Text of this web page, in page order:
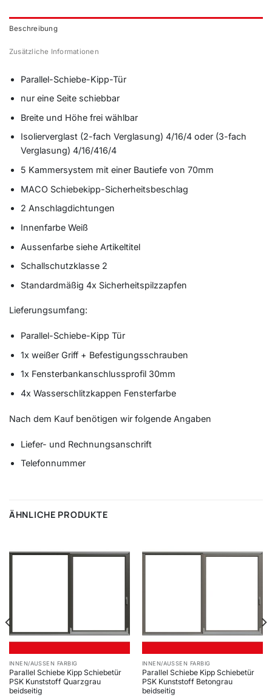
Beschreibung
Zusätzliche Informationen
Parallel-Schiebe-Kipp-Tür
nur eine Seite schiebbar
Breite und Höhe frei wählbar
Isolierverglast (2-fach Verglasung) 4/16/4 oder (3-fach
Verglasung) 4/16/416/4
5 Kammersystem mit einer Bautiefe von 70mm
MACO Schiebekipp-Sicherheitsbeschlag
2 Anschlagdichtungen
Innenfarbe Weiß
Aussenfarbe siehe Artikeltitel
Schallschutzklasse 2
Standardmäßig 4x Sicherheitspilzzapfen
Lieferungsumfang:
Parallel-Schiebe-Kipp Tür
1x weißer Griff + Befestigungsschrauben
1x Fensterbankanschlussprofil 30mm
4x Wasserschlitzkappen Fensterfarbe
Nach dem Kauf benötigen wir folgende Angaben
Liefer- und Rechnungsanschrift
Telefonnummer
ÄHNLICHE PRODUKTE
INNEN/AUSSEN FARBIG
Parallel Schiebe Kipp Schiebetür
PSK Kunststoff Quarzgrau
beidseitig
INNEN/AUSSEN FARBIG
Parallel Schiebe Kipp Schiebetür
PSK Kunststoff Betongrau
beidseitig